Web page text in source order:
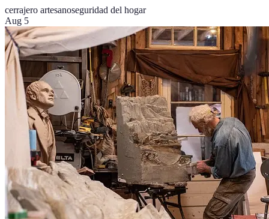
cerrajero artesanoseguridad del hogar
Aug 5